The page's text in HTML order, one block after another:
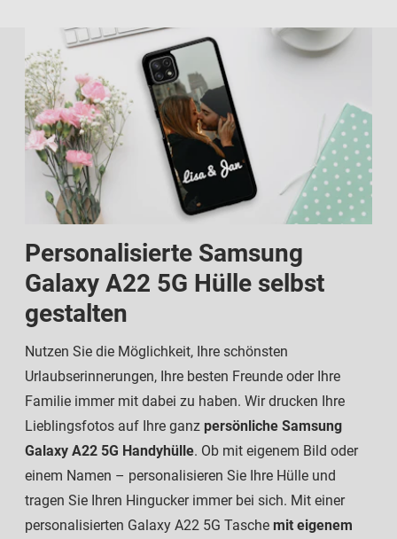
Personalisierte Samsung
Galaxy A22 5G Hülle selbst
gestalten
Nutzen Sie die Möglichkeit, Ihre schönsten
Urlaubserinnerungen, Ihre besten Freunde oder Ihre
Familie immer mit dabei zu haben. Wir drucken Ihre
Lieblingsfotos auf Ihre ganz persönliche Samsung
Galaxy A22 5G Handyhülle. Ob mit eigenem Bild oder
einem Namen – personalisieren Sie Ihre Hülle und
tragen Sie Ihren Hingucker immer bei sich. Mit einer
personalisierten Galaxy A22 5G Tasche mit eigenem